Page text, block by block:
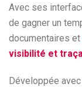
Avec ses
de gagner un
documentaires et
visibilité et
Développée